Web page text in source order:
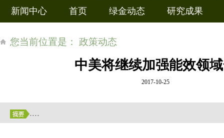
新闻中心 首页 绿金动态 研究成果
您当前位置是： 政策动态
中美将继续加强能效领
2017-10-25
....